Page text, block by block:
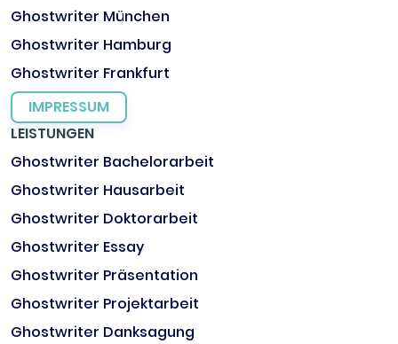
Ghostwriter München
Ghostwriter Hamburg
Ghostwriter Frankfurt
IMPRESSUM
LEISTUNGEN
Ghostwriter Bachelorarbeit
Ghostwriter Hausarbeit
Ghostwriter Doktorarbeit
Ghostwriter Essay
Ghostwriter Präsentation
Ghostwriter Projektarbeit
Ghostwriter Danksagung